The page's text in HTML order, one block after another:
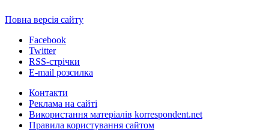
Повна версія сайту
Facebook
Twitter
RSS-стрічки
E-mail розсилка
Контакти
Реклама на сайті
Використання матеріалів korrespondent.net
Правила користування сайтом